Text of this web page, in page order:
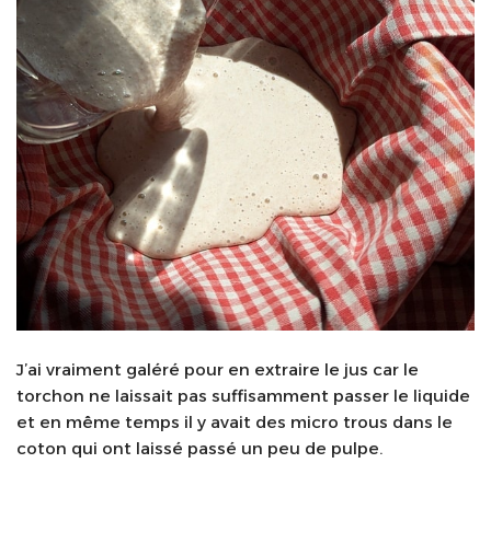
J’ai vraiment galéré pour en extraire le jus car le
torchon ne laissait pas suffisamment passer le liquide
et en même temps il y avait des micro trous dans le
coton qui ont laissé passé un peu de pulpe.